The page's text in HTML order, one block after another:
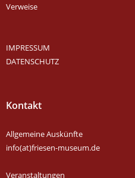
Verweise
IMPRESSUM
DATENSCHUTZ
Kontakt
Allgemeine Auskünfte
info(at)friesen-museum.de
Veranstaltungen